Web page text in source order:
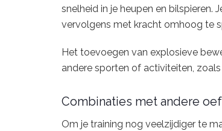
snelheid in je heupen en bilspieren.
vervolgens met kracht omhoog te
Het toevoegen van explosieve
andere sporten of activiteiten,
Combinaties met andere
Om je training nog veelzijdiger te